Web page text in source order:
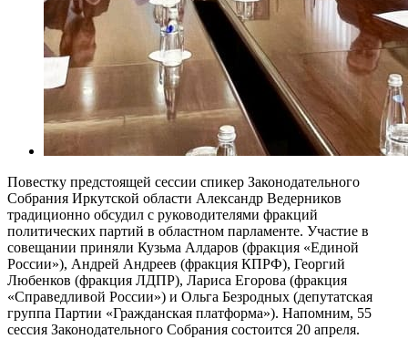
Повестку предстоящей сессии спикер Законодательного
Собрания Иркутской области Александр Ведерников
традиционно обсудил с руководителями фракций
политических партий в областном парламенте. Участие в
совещании приняли Кузьма Алдаров (фракция «Единой
России»), Андрей Андреев (фракция КПРФ), Георгий
Любенков (фракция ЛДПР), Лариса Егорова (фракция
«Справедливой России») и Ольга Безродных (депутатская
группа Партии «Гражданская платформа»). Напомним, 55
сессия Законодательного Собрания состоится 20 апреля.